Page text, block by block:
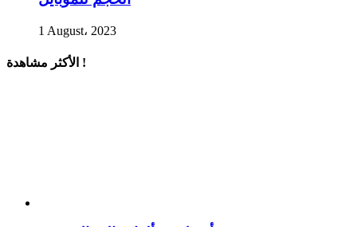
1 August، 2023
الأكثر مشاهدة !